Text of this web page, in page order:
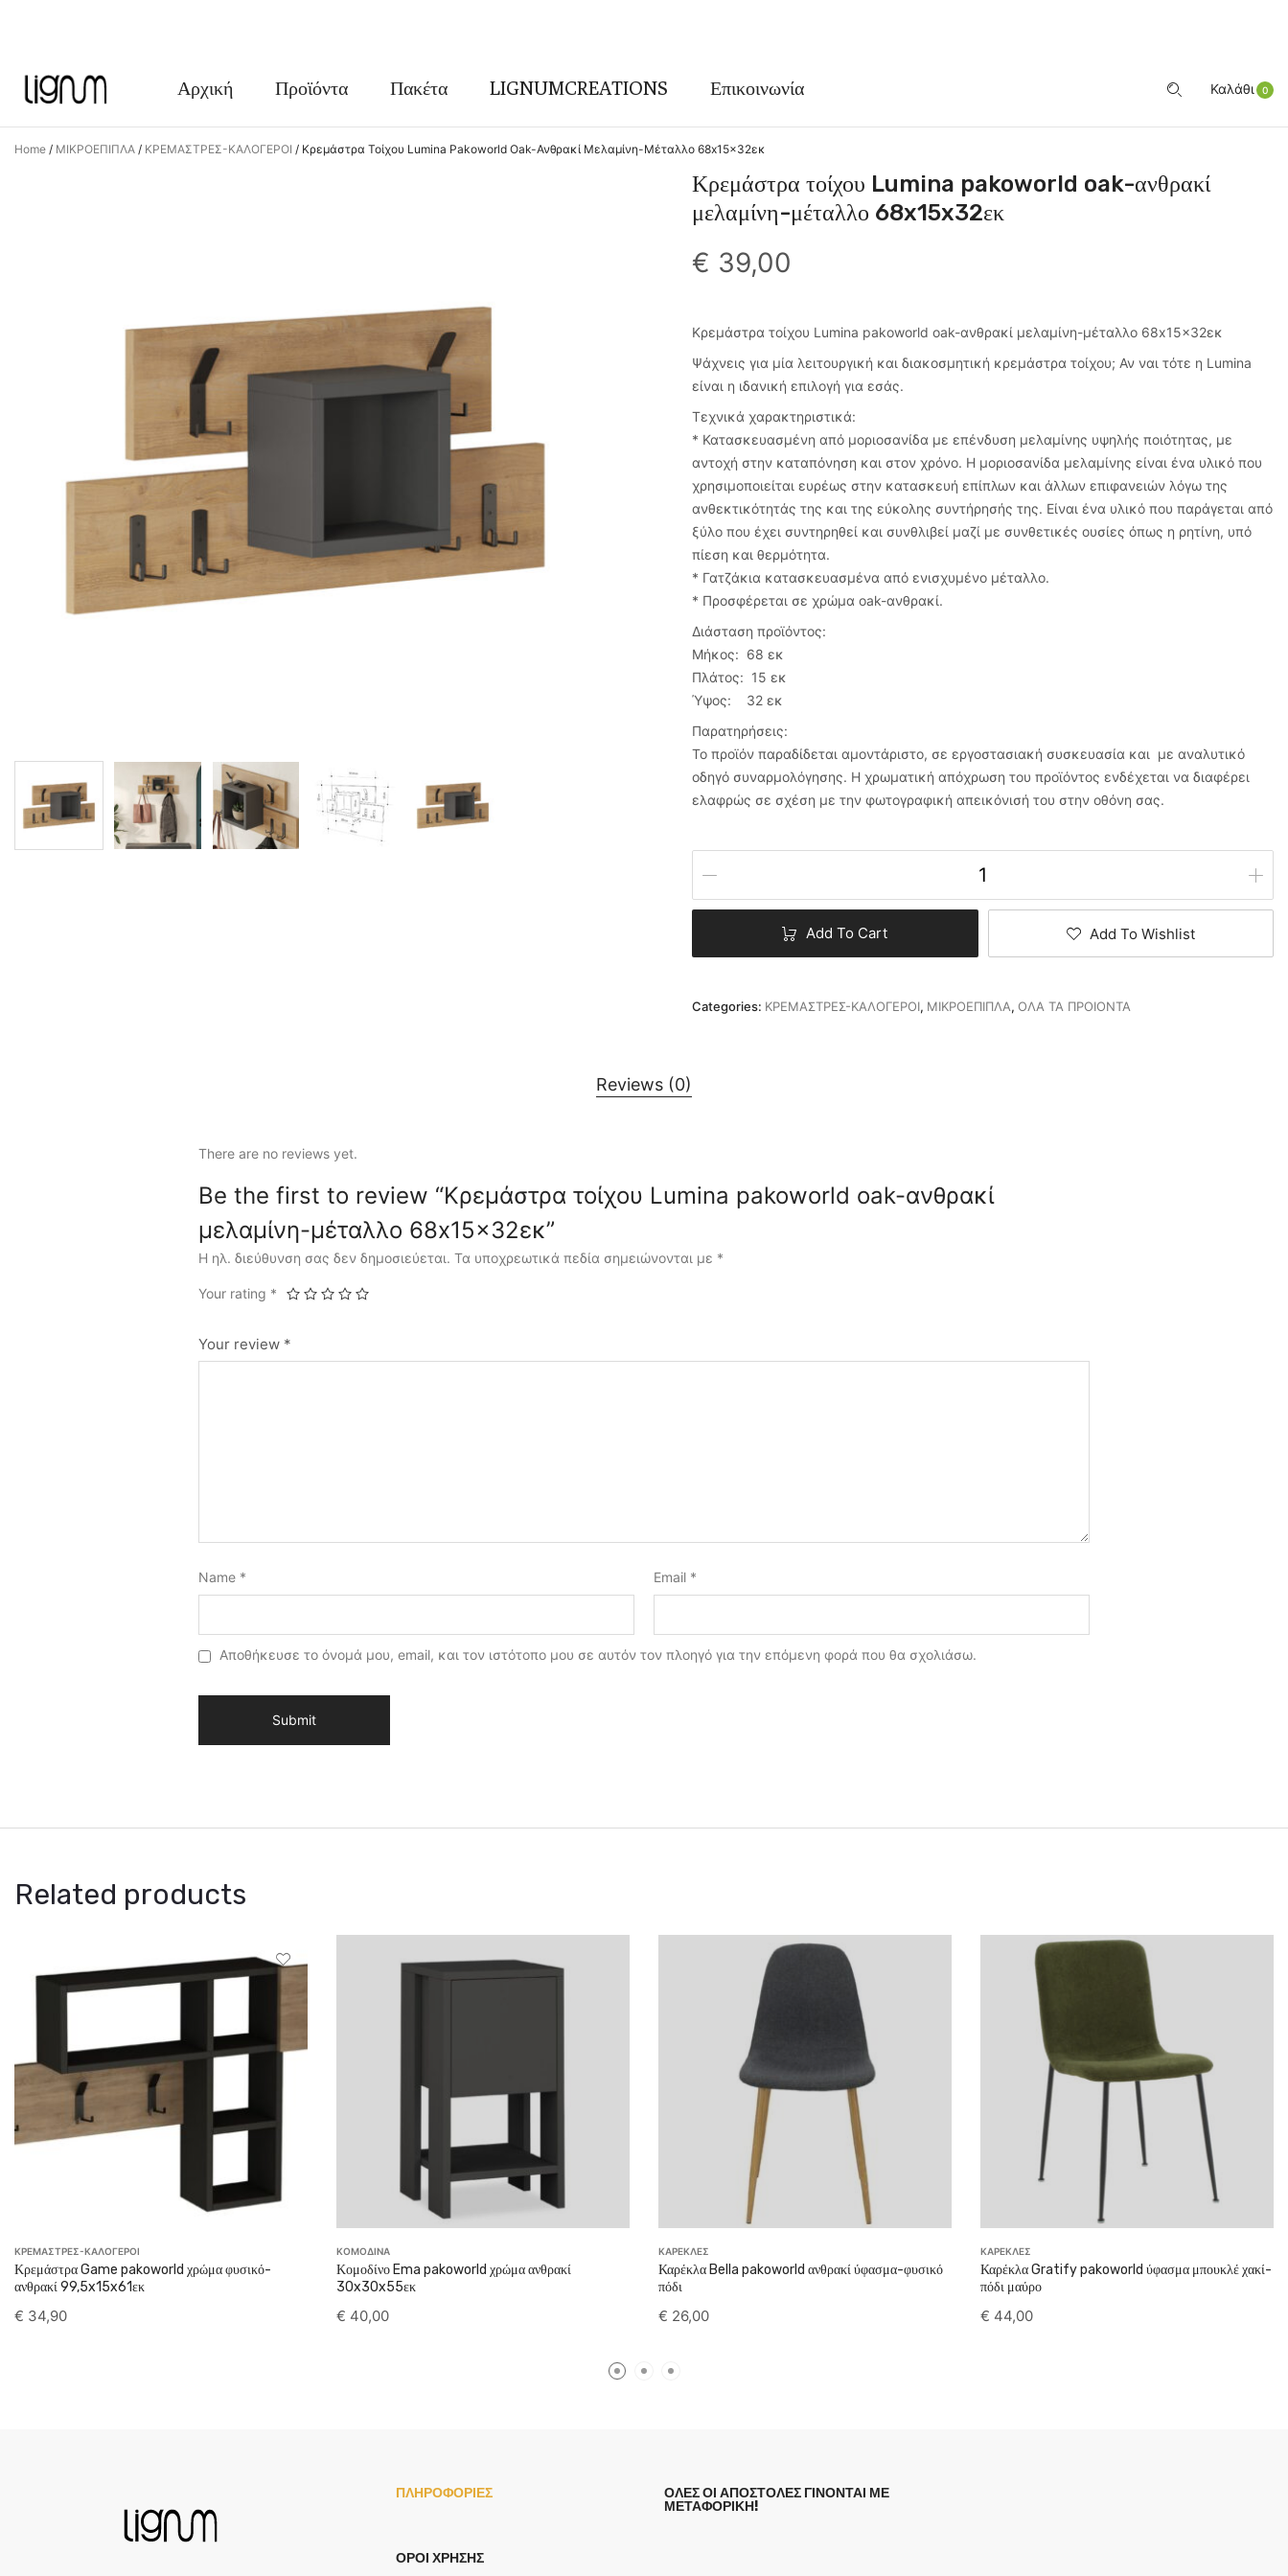
Αρχική Προϊόντα Πακέτα LIGNUMCREATIONS Επικοινωνία Καλάθι 0
Home / ΜΙΚΡΟΕΠΙΠΛΑ / ΚΡΕΜΑΣΤΡΕΣ-ΚΑΛΟΓΕΡΟΙ / Κρεμάστρα Τοίχου Lumina Pakoworld Oak-Ανθρακί Μελαμίνη-Μέταλλο 68x15x32εκ
Κρεμάστρα τοίχου Lumina pakoworld oak-ανθρακί
μελαμίνη-μέταλλο 68x15x32εκ
€ 39,00
Κρεμάστρα τοίχου Lumina pakoworld oak-ανθρακί μελαμίνη-μέταλλο 68x15x32εκ
Ψάχνεις για μία λειτουργική και διακοσμητική κρεμάστρα τοίχου; Αν ναι τότε η Lumina
είναι η ιδανική επιλογή για εσάς.
Τεχνικά χαρακτηριστικά:
* Κατασκευασμένη από μοριοσανίδα με επένδυση μελαμίνης υψηλής ποιότητας, με
αντοχή στην καταπόνηση και στον χρόνο. Η μοριοσανίδα μελαμίνης είναι ένα υλικό που
χρησιμοποιείται ευρέως στην κατασκευή επίπλων και άλλων επιφανειών λόγω της
ανθεκτικότητάς της και της εύκολης συντήρησής της. Είναι ένα υλικό που παράγεται από
ξύλο που έχει συντηρηθεί και συνθλιβεί μαζί με συνθετικές ουσίες όπως η ρητίνη, υπό
πίεση και θερμότητα.
* Γατζάκια κατασκευασμένα από ενισχυμένο μέταλλο.
* Προσφέρεται σε χρώμα oak-ανθρακί.
Διάσταση προϊόντος:
Μήκος: 68 εκ
Πλάτος: 15 εκ
Ύψος: 32 εκ
Παρατηρήσεις:
Το προϊόν παραδίδεται αμοντάριστο, σε εργοστασιακή συσκευασία και με αναλυτικό
οδηγό συναρμολόγησης. Η χρωματική απόχρωση του προϊόντος ενδέχεται να διαφέρει
ελαφρώς σε σχέση με την φωτογραφική απεικόνισή του στην οθόνη σας.
Add To Cart Add To Wishlist
Categories: ΚΡΕΜΑΣΤΡΕΣ-ΚΑΛΟΓΕΡΟΙ, ΜΙΚΡΟΕΠΙΠΛΑ, ΟΛΑ ΤΑ ΠΡΟΙΟΝΤΑ
Reviews (0)
There are no reviews yet.
Be the first to review “Κρεμάστρα τοίχου Lumina pakoworld oak-ανθρακί
μελαμίνη-μέταλλο 68x15x32εκ”
Η ηλ. διεύθυνση σας δεν δημοσιεύεται. Τα υποχρεωτικά πεδία σημειώνονται με *
Your rating *
Your review *
Name * Email *
Αποθήκευσε το όνομά μου, email, και τον ιστότοπο μου σε αυτόν τον πλοηγό για την επόμενη φορά που θα σχολιάσω.
Related products
ΚΡΕΜΑΣΤΡΕΣ-ΚΑΛΟΓΕΡΟΙ
Κρεμάστρα Game pakoworld χρώμα φυσικό-
ανθρακί 99,5x15x61εκ
€ 34,90
ΚΟΜΟΔΙΝΑ
Κομοδίνο Ema pakoworld χρώμα ανθρακί
30x30x55εκ
€ 40,00
ΚΑΡΕΚΛΕΣ
Καρέκλα Bella pakoworld ανθρακί ύφασμα-φυσικό
πόδι
€ 26,00
ΚΑΡΕΚΛΕΣ
Καρέκλα Gratify pakoworld ύφασμα μπουκλέ χακί-
πόδι μαύρο
€ 44,00
ΠΛΗΡΟΦΟΡΙΕΣ
ΟΛΕΣ ΟΙ ΑΠΟΣΤΟΛΕΣ ΓΙΝΟΝΤΑΙ ΜΕ
ΜΕΤΑΦΟΡΙΚΗ!
ΌΡΟΙ ΧΡΉΣΗΣ